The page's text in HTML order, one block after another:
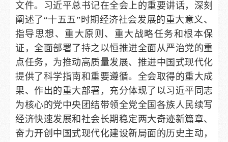
文件。习近平总书记在全会上的重要讲话，深刻
阐述了“十五五”时期经济社会发展的重大意义、
指导思想、重大原则、重大战略任务和根本保
证，全面部署了持之以恒推进全面从严治党的重
点任务，为推动高质量发展、推进中国式现代化
提供了科学指南和重要遵循。全会取得的重大成
果、作出的重大部署，充分体现了以习近平同志
为核心的党中央团结带领全党全国各族人民续写
经济快速发展和社会长期稳定两大奇迹新篇章、
奋力开创中国式现代化建设新局面的历史主动，